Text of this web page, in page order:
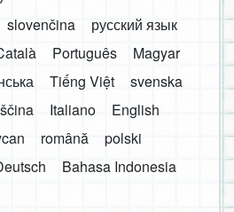
slovenčina
русский язык
Português
Magyar
Tiếng Việt
svenska
Italiano
English
română
polski
Bahasa Indonesia